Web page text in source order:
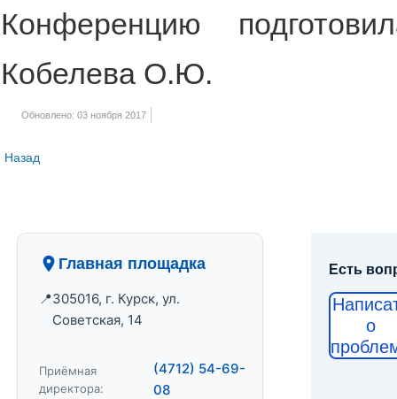
Конференцию
Кобелева О.Ю.
Обновлено: 03 ноября 2017
Назад
Главная площадка
305016, г. Курск, ул.
Советская, 14
Приёмная
директора:
(4712) 54-69-
08
Есть
о